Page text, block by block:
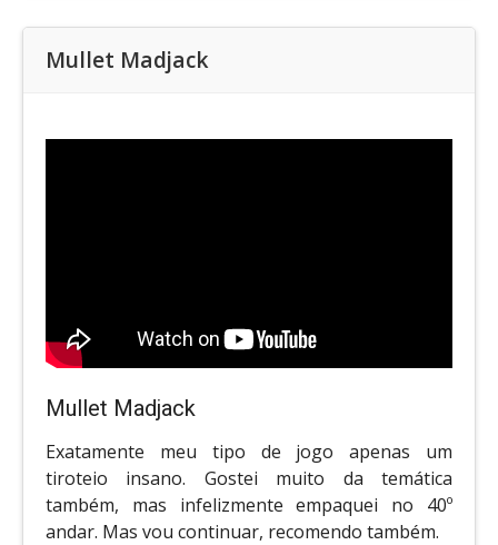
Mullet Madjack
Mullet Madjack
Exatamente meu tipo de jogo apenas um
tiroteio insano. Gostei muito da temática
também, mas infelizmente empaquei no 40º
andar. Mas vou continuar, recomendo também.